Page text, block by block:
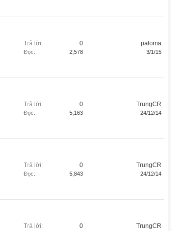
Trả lời: 0
Đọc: 2,578
paloma
3/1/15
Trả lời: 0
Đọc: 5,163
TrungCR
24/12/14
Trả lời: 0
Đọc: 5,843
TrungCR
24/12/14
Trả lời: 0 TrungCR